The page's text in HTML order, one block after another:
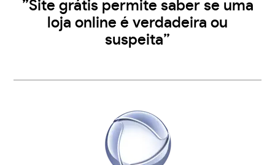
”Site grátis permite saber se uma
loja online é verdadeira ou
suspeita”